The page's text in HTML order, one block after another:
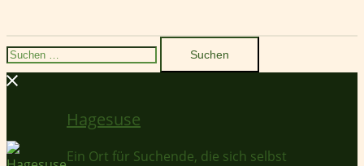
Suchen
nach:
Hagesuse
Ein Ort für Suchende, die sich selbst